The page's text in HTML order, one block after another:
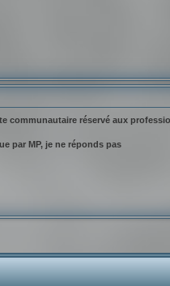
communautaire réservé aux
par MP, je ne réponds pas